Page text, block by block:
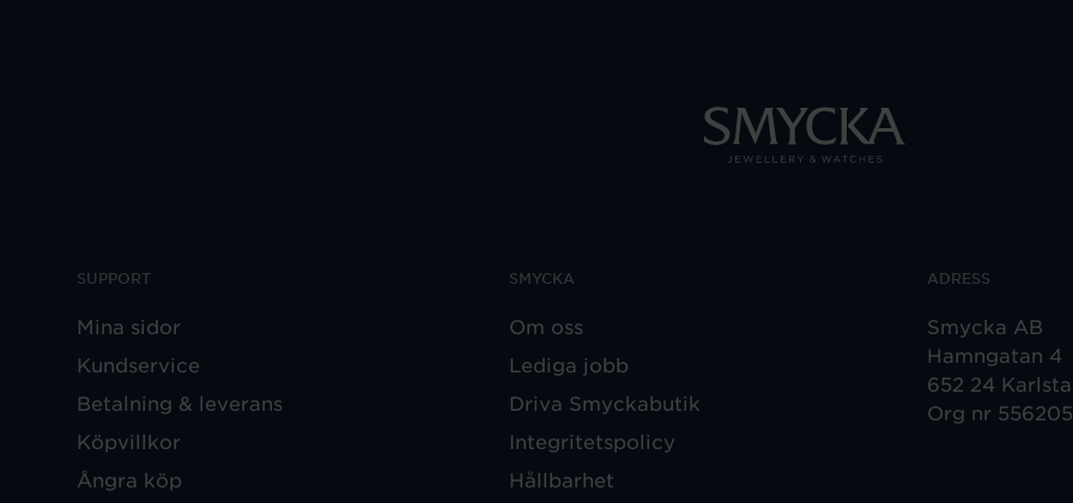
SUPPORT
Mina sidor
Kundservice
Betalning & leverans
Köpvillkor
Ångra köp
SMYCKA
Om oss
Lediga jobb
Driva Smyckabutik
Integritetspolicy
Hållbarhet
ADRESS
Smycka AB
Hamngatan 4
652 24
Org nr